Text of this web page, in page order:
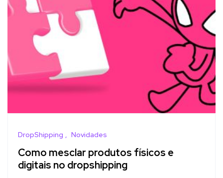
DropShipping Novidades
Como mesclar produtos físicos e
digitais no dropshipping